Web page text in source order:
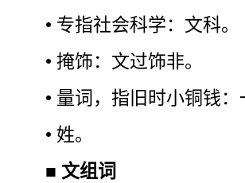
• 专指社会科学：文科。
• 掩饰：文过饰非。
• 量词，指旧时小铜钱：
• 姓。
■ 文组词